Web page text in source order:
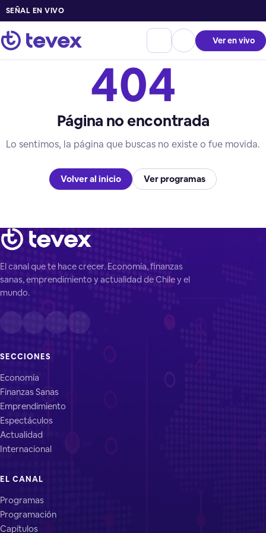
SEÑAL EN VIVO
Ver en vivo
404
Página no encontrada
Lo sentimos, la página que buscas no existe o fue movida.
Volver al inicio Ver programas
El canal que te hace crecer. Economía, finanzas
sanas, emprendimiento y actualidad de Chile y el
mundo.
SECCIONES
Economía
Finanzas Sanas
Emprendimiento
Espectáculos
Actualidad
Internacional
EL CANAL
Programas
Programación
Capítulos